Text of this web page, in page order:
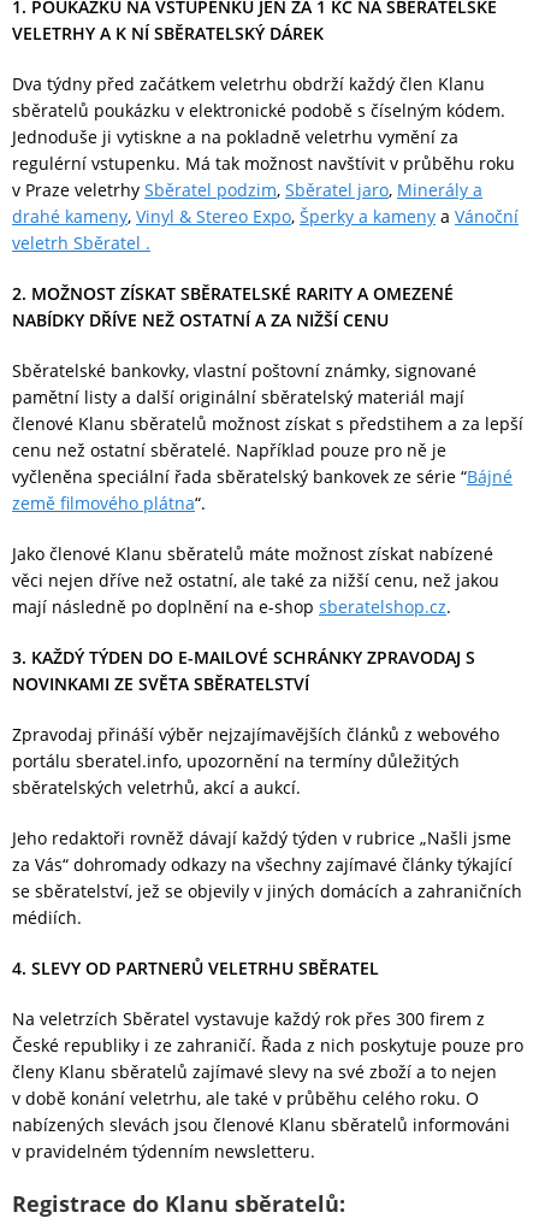
1. POUKÁZKU NA VSTUPENKU JEN ZA 1 KČ NA SBĚRATELSKÉ
VELETRHY A K NÍ SBĚRATELSKÝ DÁREK
Dva týdny před začátkem veletrhu obdrží každý člen Klanu
sběratelů poukázku v elektronické podobě s číselným kódem.
Jednoduše ji vytiskne a na pokladně veletrhu vymění za
regulérní vstupenku. Má tak možnost navštívit v průběhu roku
v Praze veletrhy Sběratel podzim, Sběratel jaro, Minerály a
drahé kameny, Vinyl & Stereo Expo, Šperky a kameny a Vánoční
veletrh Sběratel .
2. MOŽNOST ZÍSKAT SBĚRATELSKÉ RARITY A OMEZENÉ
NABÍDKY DŘÍVE NEŽ OSTATNÍ A ZA NIŽŠÍ CENU
Sběratelské bankovky, vlastní poštovní známky, signované
pamětní listy a další originální sběratelský materiál mají
členové Klanu sběratelů možnost získat s předstihem a za lepší
cenu než ostatní sběratelé. Například pouze pro ně je
vyčleněna speciální řada sběratelský bankovek ze série “Bájné
země filmového plátna“.
Jako členové Klanu sběratelů máte možnost získat nabízené
věci nejen dříve než ostatní, ale také za nižší cenu, než jakou
mají následně po doplnění na e-shop sberatelshop.cz.
3. KAŽDÝ TÝDEN DO E-MAILOVÉ SCHRÁNKY ZPRAVODAJ S
NOVINKAMI ZE SVĚTA SBĚRATELSTVÍ
Zpravodaj přináší výběr nejzajímavějších článků z webového
portálu sberatel.info, upozornění na termíny důležitých
sběratelských veletrhů, akcí a aukcí.
Jeho redaktoři rovněž dávají každý týden v rubrice „Našli jsme
za Vás“ dohromady odkazy na všechny zajímavé články týkající
se sběratelství, jež se objevily v jiných domácích a zahraničních
médiích.
4. SLEVY OD PARTNERŮ VELETRHU SBĚRATEL
Na veletrzích Sběratel vystavuje každý rok přes 300 firem z
České republiky i ze zahraničí. Řada z nich poskytuje pouze pro
členy Klanu sběratelů zajímavé slevy na své zboží a to nejen
v době konání veletrhu, ale také v průběhu celého roku. O
nabízených slevách jsou členové Klanu sběratelů informováni
v pravidelném týdenním newsletteru.
Registrace do Klanu sběratelů: